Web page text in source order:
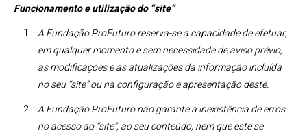
Funcionamento e utilização do “site”
A Fundação ProFuturo reserva-se a capacidade de efetuar,
em qualquer momento e sem necessidade de aviso prévio,
as modificações e as atualizações da informação incluída
no seu “site” ou na configuração e apresentação deste.
A Fundação ProFuturo não garante a inexistência de erros
no acesso ao “site”, ao seu conteúdo, nem que este se